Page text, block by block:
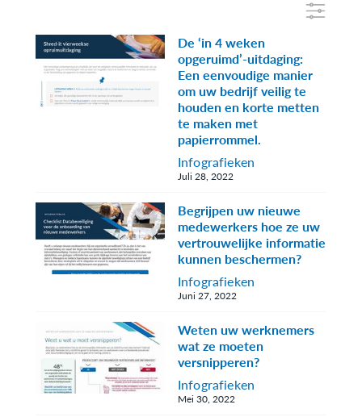
Infografieken
De ‘in 4 weken
opgeruimd’-uitdaging:
Een eenvoudige manier
om uw bedrijf veilig te
houden en korte metten
te maken met
papierrommel.
Juli 28, 2022
Infografieken
Begrijpen uw nieuwe
medewerkers hoe ze uw
vertrouwelijke informatie
kunnen beschermen?
Juni 27, 2022
Infografieken
Weten uw werknemers
wat ze moeten
versnipperen?
Mei 30, 2022